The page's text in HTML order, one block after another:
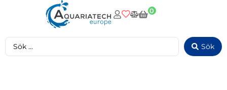
0
Sök